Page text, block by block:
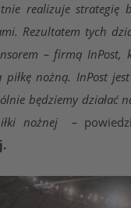
realizuje strategię
Rezultatem tych
– firmą InPost,
nożną. InPost
będziemy działać
nożnej –